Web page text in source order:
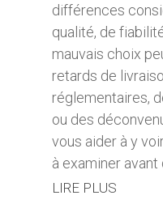
différences
qualité, de
mauvais choix
retards de
réglementaires,
ou des
vous aider à y
à examiner avant
LIRE PLUS